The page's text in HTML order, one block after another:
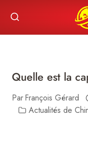
content
Quelle est la
ParFrançois Gérard
Actualités de